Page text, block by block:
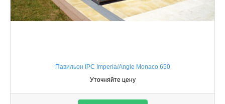
Павильон IPC Imperia/Angle Monaco 650
Уточняйте цену